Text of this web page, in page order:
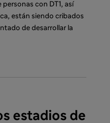
con DT1, así
están siendo cribados
de desarrollar la
estadios de